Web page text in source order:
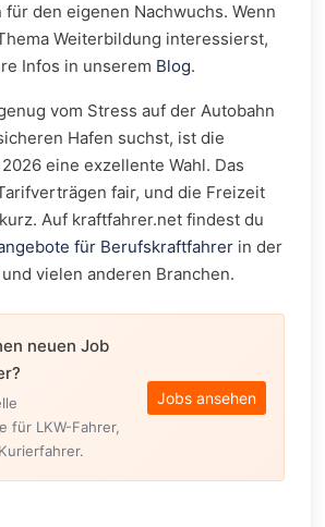
für den eigenen Nachwuchs. Wenn
Weiterbildung interessierst,
Infos in unserem Blog.
vom Stress auf der Autobahn
Hafen suchst, ist die
eine exzellente Wahl. Das
fair, und die Freizeit
Auf kraftfahrer.net findest du
für Berufskraftfahrer in der
vielen anderen Branchen.
neuen Job
für LKW-Fahrer,
Jobs ansehen